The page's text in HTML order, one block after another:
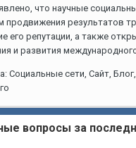
что научные
результатов
его репутации, а также
и развития
Социальные сети, Сайт,
вопросы за